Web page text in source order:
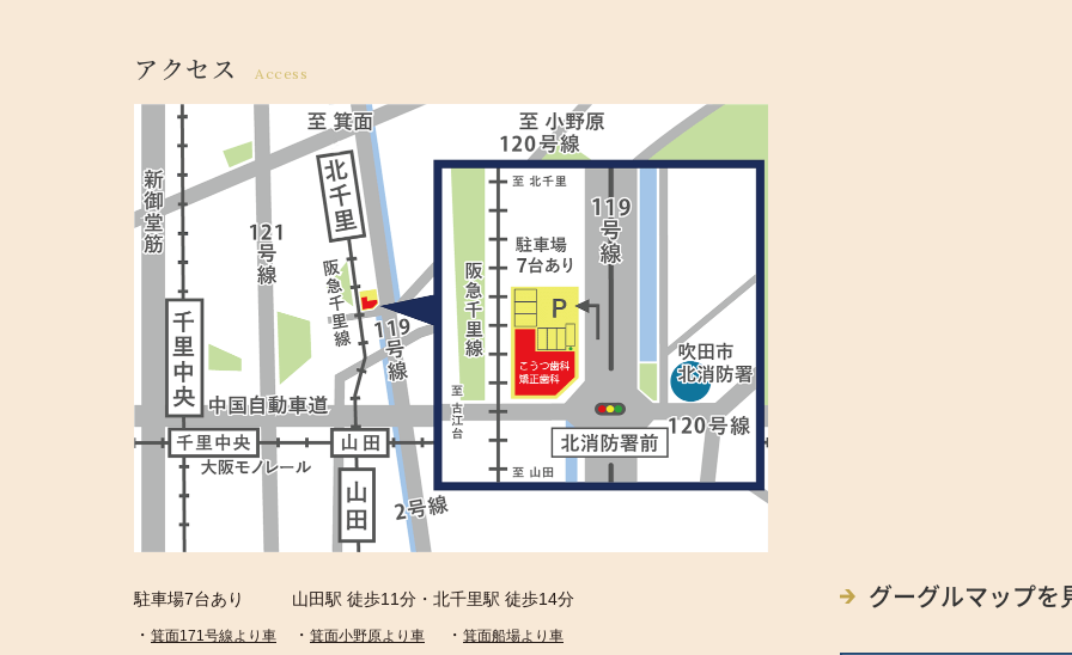
アクセス Access
駐車場7台あり
山田駅 徒歩11分・北千里駅 徒歩14分
・ 箕面171号線より車 ・ 箕面小野原より車 ・ 箕面船場より車
グーグルマップを